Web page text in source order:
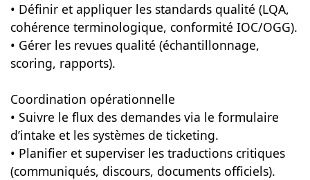
• Définir et appliquer les standards qualité (LQA,
cohérence terminologique, conformité IOC/OGG).
• Gérer les revues qualité (échantillonnage,
scoring, rapports).
Coordination opérationnelle
• Suivre le flux des demandes via le formulaire
d’intake et les systèmes de ticketing.
• Planifier et superviser les traductions critiques
(communiqués, discours, documents officiels).